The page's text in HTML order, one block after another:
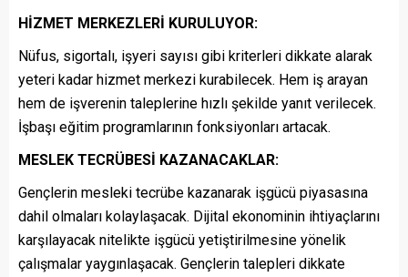
HİZMET MERKEZLERİ KURULUYOR:
Nüfus, sigortalı, işyeri sayısı gibi kriterleri dikkate alarak
yeteri kadar hizmet merkezi kurabilecek. Hem iş arayan
hem de işverenin taleplerine hızlı şekilde yanıt verilecek.
İşbaşı eğitim programlarının fonksiyonları artacak.
MESLEK TECRÜBESİ KAZANACAKLAR:
Gençlerin mesleki tecrübe kazanarak işgücü piyasasına
dahil olmaları kolaylaşacak. Dijital ekonominin ihtiyaçlarını
karşılayacak nitelikte işgücü yetiştirilmesine yönelik
çalışmalar yaygınlaşacak. Gençlerin talepleri dikkate